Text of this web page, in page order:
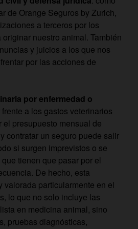
de Orange Seguros by Zurich,
a terceros por los
nuestro animal. También
y juicios a los que nos
por las acciones de
por enfermedad o
frente a los gastos veterinarios
el presupuesto mensual de
contratar un seguro puede salir
si surgen imprevistos o se
tienen que pasar por el
De hecho, esta
valorada particularmente en el
lo que no solo incluye las
en medicina animal, sino
pruebas diagnósticas,